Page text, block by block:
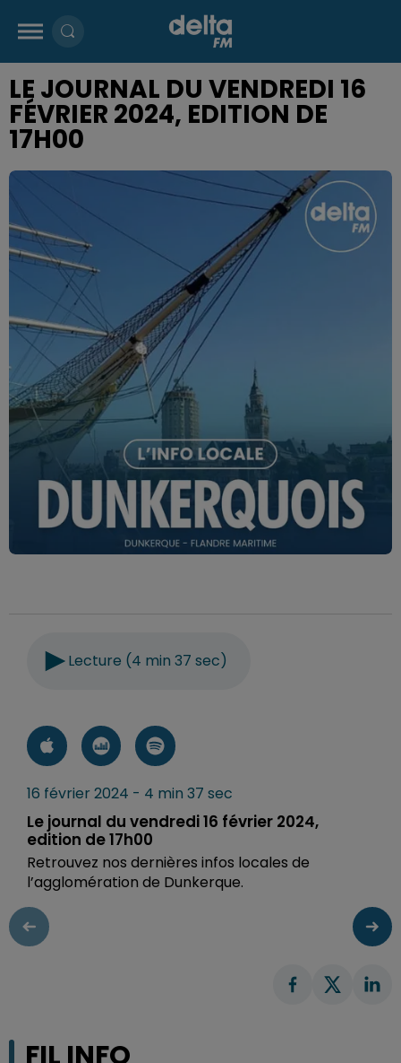
LE JOURNAL DU VENDREDI 16
FÉVRIER 2024, EDITION DE
17H00
Lecture (4 min 37 sec)
16 février 2024 - 4 min 37 sec
Le journal du vendredi 16 février 2024,
edition de 17h00
Retrouvez nos dernières infos locales de
l’agglomération de Dunkerque.
FIL INFO